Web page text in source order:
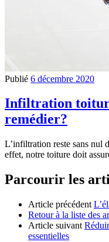
Publié 6 décembre 2020
Infiltration
remédier?
L’infiltration reste sans nul
effet, notre toiture doit
Parcourir les
Article précédent
Retour à la liste des
Article suivant
essentielles